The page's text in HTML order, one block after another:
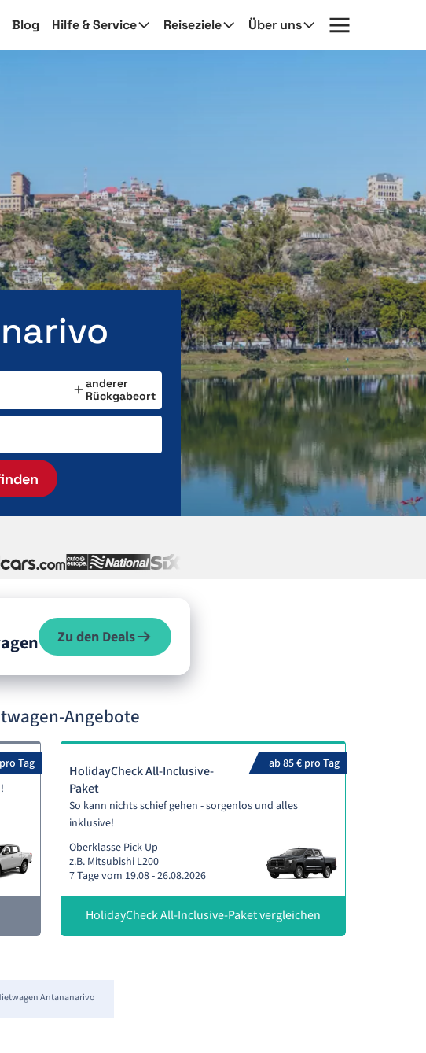
Blog Hilfe & Service Reiseziele Über uns
anderer
Rückgabeort
Zu den Deals
Angebote
Tag ab 85 € pro Tag
HolidayCheck All-Inclusive-
Paket
So kann nichts schief gehen - sorgenlos und alles
inklusive!
Oberklasse Pick Up
z.B. Mitsubishi L200
7 Tage vom 19.08 - 26.08.2026
HolidayCheck All-Inclusive-Paket vergleichen
Antananarivo